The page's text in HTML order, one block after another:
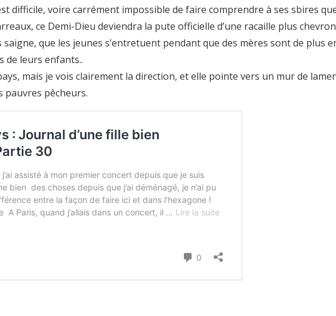
difficile, voire carrément impossible de faire comprendre à ses sbires
ce Demi-Dieu deviendra la pute officielle d’une racaille plus
saigne, que les jeunes s’entretuent pendant que des mères sont de
de leurs enfants..
mais je vois clairement la direction, et elle pointe vers un mur de
pauvres pêcheurs.